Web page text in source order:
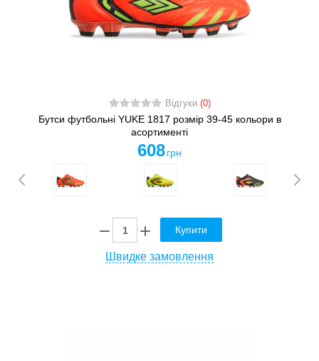
Відгуки (0)
Бутси футбольні YUKE 1817 розмір 39-45 кольори в
асортименті
608 грн
Купити
Швидке замовлення